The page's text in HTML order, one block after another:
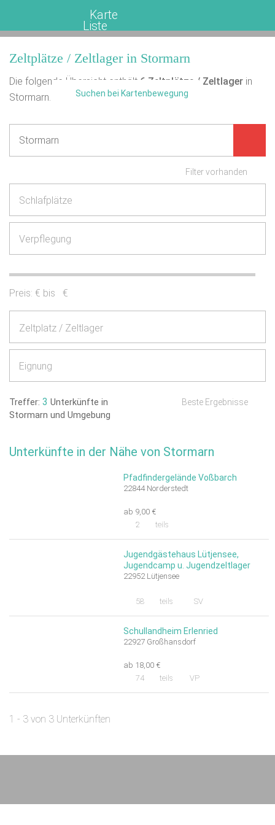
Karte
Liste
Zeltplätze / Zeltlager in Stormarn
Die folgende Übersicht enthält 6 Zeltplätze / Zeltlager in
Stormarn.
Filter vorhanden
Schlafplätze
Verpflegung
Preis: € bis €
Zeltplatz / Zeltlager
Eignung
Treffer: 3 Unterkünfte in
Stormarn und Umgebung
Beste Ergebnisse
Unterkünfte in der Nähe von Stormarn
Pfadfindergelände Voßbarch
22844 Norderstedt
ab 9,00 €
2
teils
Jugendgästehaus Lütjensee,
Jugendcamp u. Jugendzeltlager
22952 Lütjensee
58 teils SV
Schullandheim Erlenried
22927 Großhansdorf
ab 18,00 €
74
teils VP
1 - 3 von 3 Unterkünften
Suchen bei Kartenbewegung